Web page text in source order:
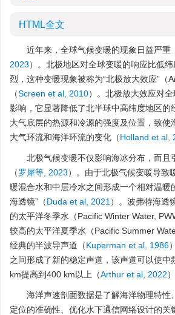
HTML全文
近年来，全球气候变暖的现象日益严重
2023）。北极地区对全球变暖的响应比低
烈，这种变暖现象被称为“北极放大效应”（
（Screen et al, 2010）。北极放大效应对
影响，它显著降低了北半球中高纬度地区的
大气底层的热源和冷源的强度及位置，致使
大气环流和海洋环流的变化（Holland et al,
北极气候变暖不仅影响海冰分布，而且
（罗犀等, 2023）。由于北极气候变暖导致
暖混合水和中层冷水之间形成一个相对温暖
海透镜”（Duda et al, 2021 ）。波弗特海透
的太平洋冬季水（Pacific Winter Water,
较高的太平洋夏季水（Pacific Summer
经典的半波导声道（Kuperman et al, 1986
之间形成了新的稳定声道，该声道可以使中
km提高到400 km以上（Arthur et al, 2022
海洋声速剖面数据是了解海洋物理特性
定位的准确性、优化水下通信网络设计的关